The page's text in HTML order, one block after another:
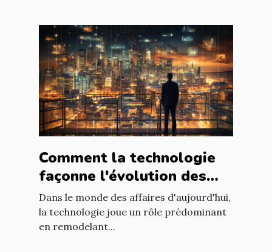
Comment la technologie
façonne l'évolution des
entreprises
Dans le monde des affaires d'aujourd'hui,
la technologie joue un rôle prédominant
en remodelant...